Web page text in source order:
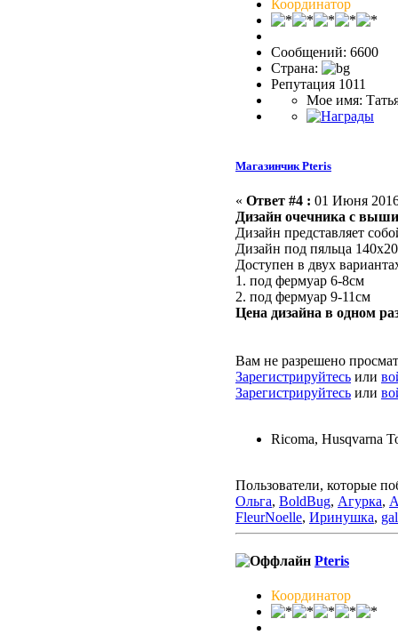
Координатор
Сообщений: 6600
Страна:
Репутация 1011
Мое имя:
Магазинчик Pteris
« Ответ #4 : 01 Июня
Дизайн очечника с
Дизайн представляет
Дизайн под пяльца
Доступен в двух
1. под фермуар 6-8см
2. под фермуар 9-11см
Цена дизайна в одном
Вам не разрешено
Зарегистрируйтесь или
Зарегистрируйтесь или
Ricoma, Husqvarna
Пользователи, которые
Ольга, BoldBug, Агурка,
FleurNoelle, Иринушка,
Pteris
Координатор